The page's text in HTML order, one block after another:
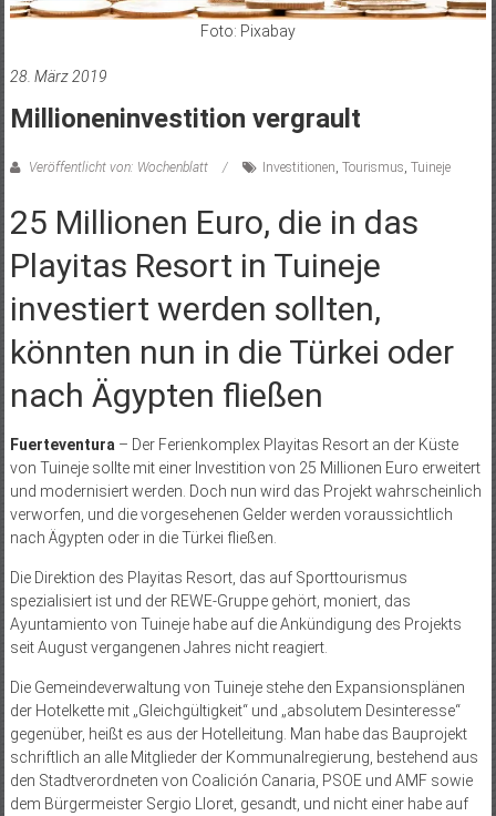
Foto: Pixabay
28. März 2019
Millioneninvestition vergrault
Veröffentlicht von: Wochenblatt Investitionen, Tourismus, Tuineje
25 Millionen Euro, die in das
Playitas Resort in Tuineje
investiert werden sollten,
könnten nun in die Türkei oder
nach Ägypten fließen
Fuerteventura– Der Ferienkomplex Playitas Resort an der Küste
von Tuineje sollte mit einer Investition von 25 Millionen Euro erweitert
und modernisiert werden. Doch nun wird das Projekt wahrscheinlich
verworfen, und die vorgesehenen Gelder werden voraussichtlich
nach Ägypten oder in die Türkei fließen.
Die Direktion des Playitas Resort, das auf Sporttourismus
spezialisiert ist und der REWE-Gruppe gehört, moniert, das
Ayuntamiento von Tuineje habe auf die Ankündigung des Projekts
seit August vergangenen Jahres nicht reagiert.
Die Gemeindeverwaltung von Tuineje stehe den Expansionsplänen
der Hotelkette mit „Gleichgültigkeit“ und „absolutem Desinteresse“
gegenüber, heißt es aus der Hotelleitung. Man habe das Bauprojekt
schriftlich an alle Mitglieder der Kommunalregierung, bestehend aus
den Stadtverordneten von Coalición Canaria, PSOE und AMF sowie
dem Bürgermeister Sergio Lloret, gesandt, und nicht einer habe auf